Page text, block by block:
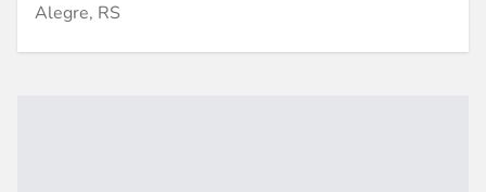
Alegre, RS